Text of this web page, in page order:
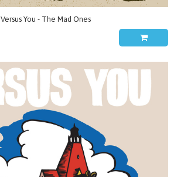
Versus You - The Mad Ones